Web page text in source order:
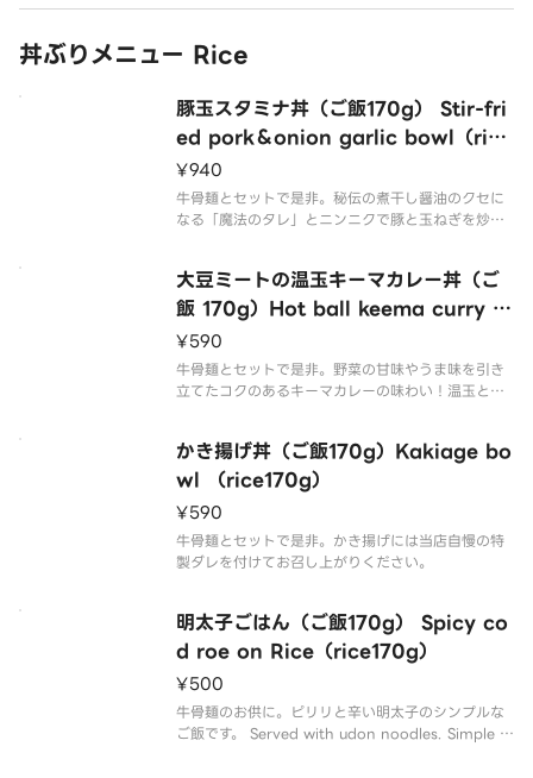
丼ぶりメニュー Rice
豚玉スタミナ丼（ご飯170g） Stir-fri
ed pork＆onion garlic bowl（rice
170g）
¥940
牛骨麺とセットで是非。秘伝の煮干し醤油のクセに
なる「魔法のタレ」とニンニクで豚と玉ねぎを炒め
大豆ミートの温玉キーマカレー丼（ご
飯 170g）Hot ball keema curry b
owl of soy meat（rice170g）
¥590
牛骨麺とセットで是非。野菜の甘味やうま味を引き
立てたコクのあるキーマカレーの味わい！温玉との
かき揚げ丼（ご飯170g）Kakiage bo
wl （rice170g）
¥590
牛骨麺とセットで是非。かき揚げには当店自慢の特
製ダレを付けてお召し上がりください。
明太子ごはん（ご飯170g） Spicy co
d roe on Rice（rice170g）
¥500
牛骨麺のお供に。ピリリと辛い明太子のシンプルな
ご飯です。 Served with udon noodles. Simple ri